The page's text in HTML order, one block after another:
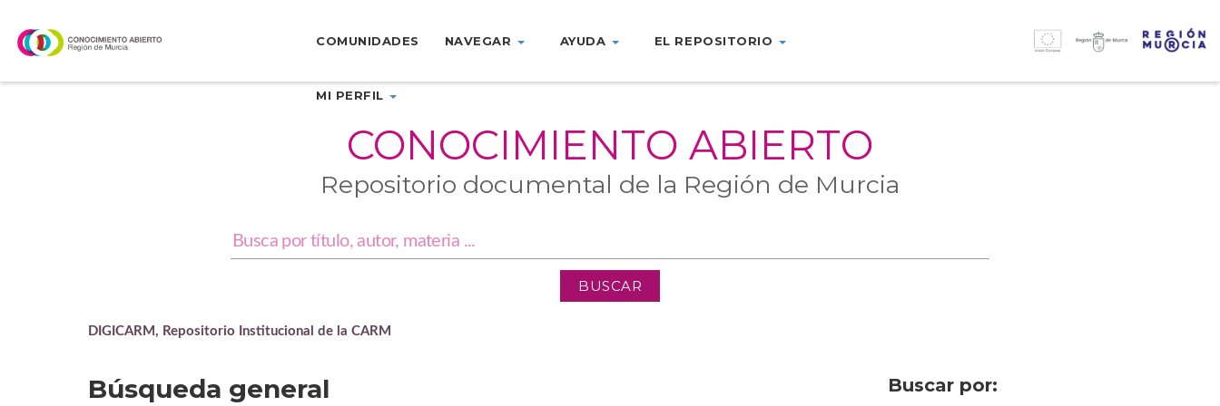
navigation
COMUNIDADES NAVEGAR AYUDA EL REPOSITORIO
MI PERFIL
CONOCIMIENTO ABIERTO
Repositorio documental de la Región de Murcia
DIGICARM, Repositorio Institucional de la CARM
Búsqueda general Buscar por: